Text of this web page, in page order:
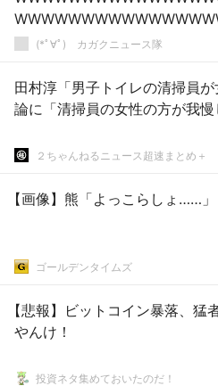
(*ﾟ∀ﾟ)ゞカガクニュース隊
田村淳「男子トイレの清掃員
論に「清掃員の女性の方が我慢
２ちゃんねるニュース超速まとめ＋
【画像】熊「よっこらしょ……」
ゴールデンタイムズ
【悲報】ビットコイン暴落、猛
やんけ！
投資ネタ集めておいたのだ！